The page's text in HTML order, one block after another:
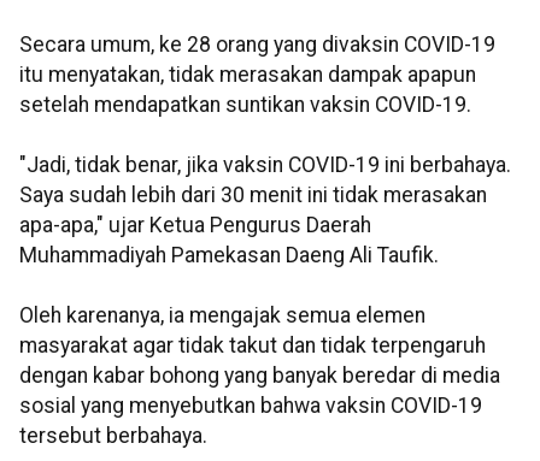
Secara umum, ke 28 orang yang divaksin COVID-19
itu menyatakan, tidak merasakan dampak apapun
setelah mendapatkan suntikan vaksin COVID-19.
"Jadi, tidak benar, jika vaksin COVID-19 ini berbahaya.
Saya sudah lebih dari 30 menit ini tidak merasakan
apa-apa," ujar Ketua Pengurus Daerah
Muhammadiyah Pamekasan Daeng Ali Taufik.
Oleh karenanya, ia mengajak semua elemen
masyarakat agar tidak takut dan tidak terpengaruh
dengan kabar bohong yang banyak beredar di media
sosial yang menyebutkan bahwa vaksin COVID-19
tersebut berbahaya.